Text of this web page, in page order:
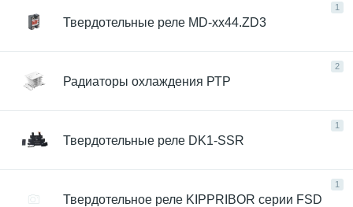
1
Твердотельные реле MD-xx44.ZD3
2
Радиаторы охлаждения РТР
1
Твердотельные реле DK1-SSR
1
Твердотельное реле KIPPRIBOR серии FSD